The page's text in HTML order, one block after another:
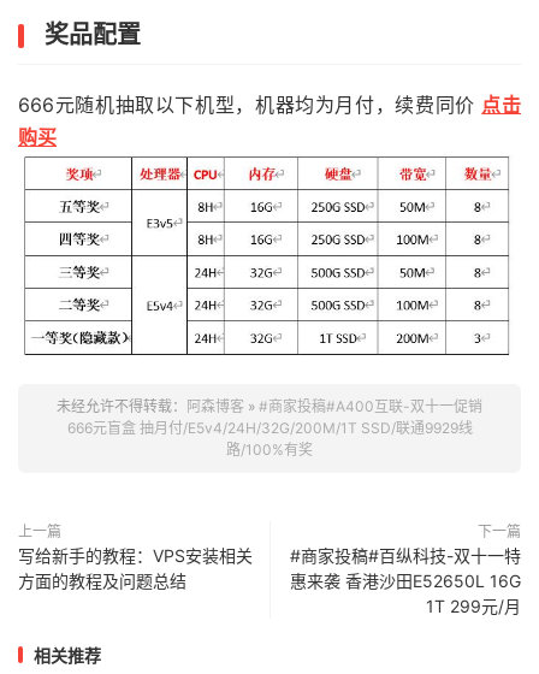
奖品配置
666元随机抽取以下机型，机器均为月付，续费同价 点击
购买
未经允许不得转载： 阿森博客 » #商家投稿#A400互联-双十一促销
666元盲盒 抽月付/E5v4/24H/32G/200M/1T SSD/联通9929线
路/100%有奖
上一篇
写给新手的教程：VPS安装相关
方面的教程及问题总结
下一篇
#商家投稿#百纵科技-双十一特
惠来袭 香港沙田E52650L 16G
1T 299元/月
相关推荐